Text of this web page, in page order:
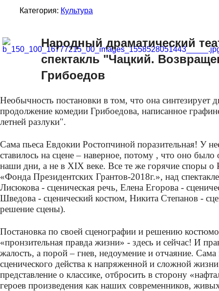
Категория: Культура
Народный драматический
спектакль "Чацкий.
Грибоедов
Необычность постановки в том, что она
продолжение комедии Грибоедова, написанное
летней разлуки".
Сама пьеса Евдокии Ростопчиной поразительная! У
ставилось на сцене – наверное, потому , что оно
наши дни, а не в XIX веке. Все те же горячие споры о
«Фонда Президентских Грантов-2018г.», над
Лисюкова - сценическая речь, Елена Егорова -
Шведова - сценический костюм, Никита Степанов -
решение сцены).
Постановка по своей сценографии и решению
«пронзительная правда жизни» - здесь и сейчас! И
жалость, а порой – гнев, недоумение и отчаяние.
сценического действа к напряженной и сложной
представление о классике, отбросить в сторону
героев произведения как наших современников,